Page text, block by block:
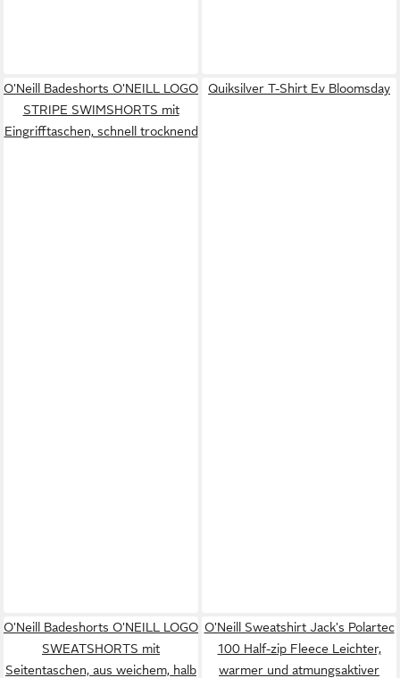
O'Neill Badeshorts O'NEILL LOGO
STRIPE SWIMSHORTS mit
Eingrifftaschen, schnell trocknend
Quiksilver T-Shirt Ev Bloomsday
O'Neill Badeshorts O'NEILL LOGO
SWEATSHORTS mit
Seitentaschen, aus weichem, halb
O'Neill Sweatshirt Jack's Polartec
100 Half-zip Fleece Leichter,
warmer und atmungsaktiver